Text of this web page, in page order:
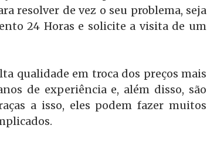
resolver de vez o seu problema, seja
24 Horas e solicite a visita de um
qualidade em troca dos preços mais
de experiência e, além disso, são
a isso, eles podem fazer muitos